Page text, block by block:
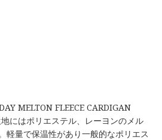
MELTON FLEECE CARDIGAN
にはポリエステル、レーヨンのメル
軽量で保温性があり一般的なポリエス